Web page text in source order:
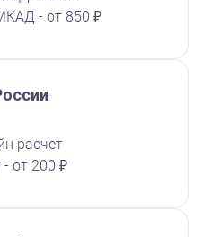
NORIS
25 мл
- от 850 ₽
расчет
от 200 ₽